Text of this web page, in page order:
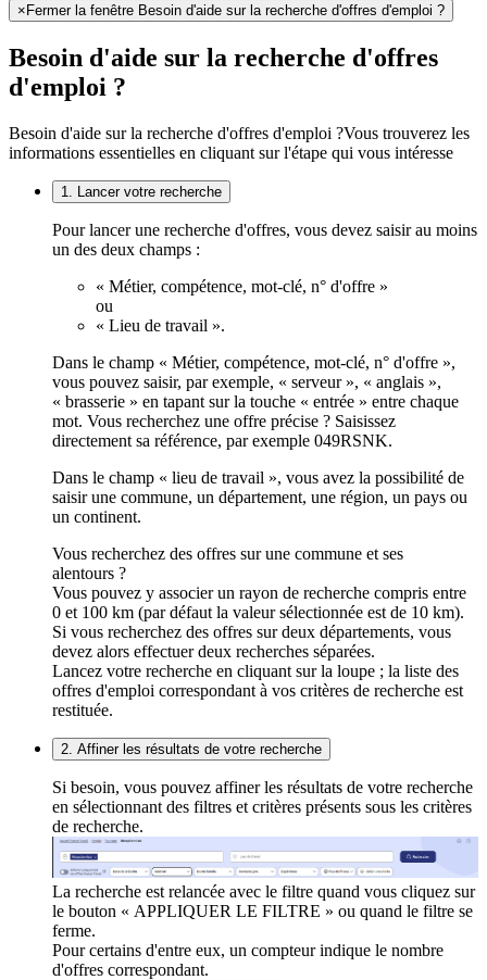
× Fermer la fenêtre Besoin d'aide sur la recherche d'offres d'emploi ?
Besoin d'aide sur la recherche d'offres
d'emploi ?
Besoin d'aide sur la recherche d'offres d'emploi ?Vous trouverez les
informations essentielles en cliquant sur l'étape qui vous intéresse
1. Lancer votre recherche
Pour lancer une recherche d'offres, vous devez saisir au moins
un des deux champs :
« Métier, compétence, mot-clé, n° d'offre »
ou
« Lieu de travail ».
Dans le champ « Métier, compétence, mot-clé, n° d'offre »,
vous pouvez saisir, par exemple, « serveur », « anglais »,
« brasserie » en tapant sur la touche « entrée » entre chaque
mot. Vous recherchez une offre précise ? Saisissez
directement sa référence, par exemple 049RSNK.
Dans le champ « lieu de travail », vous avez la possibilité de
saisir une commune, un département, une région, un pays ou
un continent.
Vous recherchez des offres sur une commune et ses
alentours ?
Vous pouvez y associer un rayon de recherche compris entre
0 et 100 km (par défaut la valeur sélectionnée est de 10 km).
Si vous recherchez des offres sur deux départements, vous
devez alors effectuer deux recherches séparées.
Lancez votre recherche en cliquant sur la loupe ; la liste des
offres d'emploi correspondant à vos critères de recherche est
restituée.
2. Affiner les résultats de votre recherche
Si besoin, vous pouvez affiner les résultats de votre recherche
en sélectionnant des filtres et critères présents sous les critères
de recherche.
La recherche est relancée avec le filtre quand vous cliquez sur
le bouton « APPLIQUER LE FILTRE » ou quand le filtre se
ferme.
Pour certains d'entre eux, un compteur indique le nombre
d'offres correspondant.